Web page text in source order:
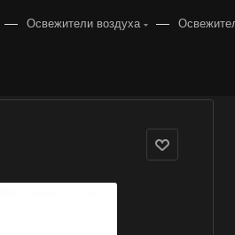
— Освежители воздуха —